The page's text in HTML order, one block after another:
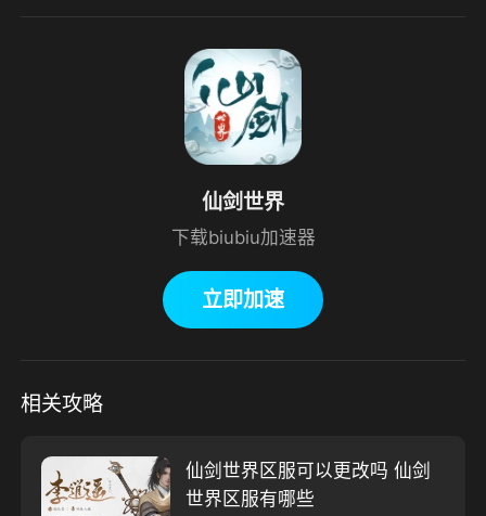
仙剑世界
下载biubiu加速器
立即加速
相关攻略
仙剑世界区服可以更改吗 仙剑
世界区服有哪些